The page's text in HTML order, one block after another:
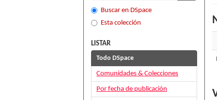
Buscar en DSpace
Esta colección
LISTAR
Todo DSpace
Comunidades & Colecciones
Por fecha de publicación